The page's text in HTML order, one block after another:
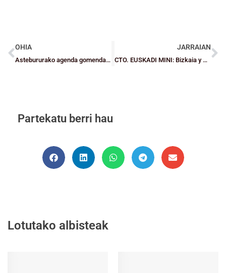
OHIA
Astebururako agenda gomendagarria
JARRAIAN
CTO. EUSKADI MINI: Bizkaia y Gipuzkoa se jugarán este domingo los títulos
Partekatu berri hau
Lotutako albisteak